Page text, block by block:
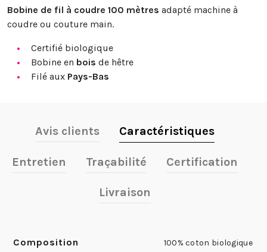
Bobine de fil à coudre 100 mètres adapté machine à
coudre ou couture main.
Certifié biologique
Bobine en bois de hêtre
Filé aux Pays-Bas
Avis clients Caractéristiques
Entretien Traçabilité Certification
Livraison
Composition 100% coton biologique